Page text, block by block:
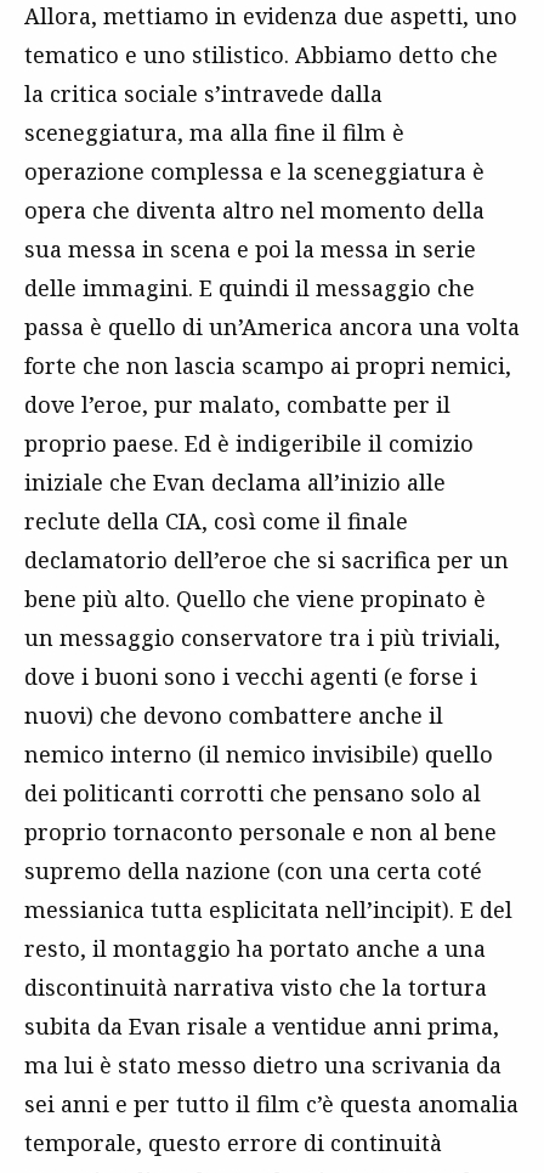
Allora, mettiamo in evidenza due aspetti, uno
tematico e uno stilistico. Abbiamo detto che
la critica sociale s’intravede dalla
sceneggiatura, ma alla fine il film è
operazione complessa e la sceneggiatura è
opera che diventa altro nel momento della
sua messa in scena e poi la messa in serie
delle immagini. E quindi il messaggio che
passa è quello di un’America ancora una volta
forte che non lascia scampo ai propri nemici,
dove l’eroe, pur malato, combatte per il
proprio paese. Ed è indigeribile il comizio
iniziale che Evan declama all’inizio alle
reclute della CIA, così come il finale
declamatorio dell’eroe che si sacrifica per un
bene più alto. Quello che viene propinato è
un messaggio conservatore tra i più triviali,
dove i buoni sono i vecchi agenti (e forse i
nuovi) che devono combattere anche il
nemico interno (il nemico invisibile) quello
dei politicanti corrotti che pensano solo al
proprio tornaconto personale e non al bene
supremo della nazione (con una certa coté
messianica tutta esplicitata nell’incipit). E del
resto, il montaggio ha portato anche a una
discontinuità narrativa visto che la tortura
subita da Evan risale a ventidue anni prima,
ma lui è stato messo dietro una scrivania da
sei anni e per tutto il film c’è questa anomalia
temporale, questo errore di continuità